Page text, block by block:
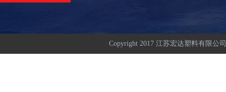
Copyright 2017 江苏宏达塑料有限公